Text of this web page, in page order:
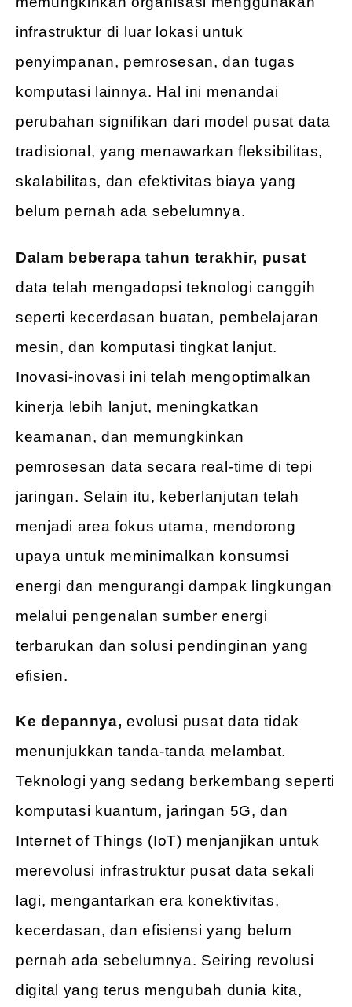
infrastruktur di luar lokasi untuk
penyimpanan, pemrosesan, dan tugas
komputasi lainnya. Hal ini menandai
perubahan signifikan dari model pusat data
tradisional, yang menawarkan fleksibilitas,
skalabilitas, dan efektivitas biaya yang
belum pernah ada sebelumnya.
Dalam beberapa tahun terakhir, pusat
data telah mengadopsi teknologi canggih
seperti kecerdasan buatan, pembelajaran
mesin, dan komputasi tingkat lanjut.
Inovasi-inovasi ini telah mengoptimalkan
kinerja lebih lanjut, meningkatkan
keamanan, dan memungkinkan
pemrosesan data secara real-time di tepi
jaringan. Selain itu, keberlanjutan telah
menjadi area fokus utama, mendorong
upaya untuk meminimalkan konsumsi
energi dan mengurangi dampak lingkungan
melalui pengenalan sumber energi
terbarukan dan solusi pendinginan yang
efisien.
Ke depannya, evolusi pusat data tidak
menunjukkan tanda-tanda melambat.
Teknologi yang sedang berkembang seperti
komputasi kuantum, jaringan 5G, dan
Internet of Things (IoT) menjanjikan untuk
merevolusi infrastruktur pusat data sekali
lagi, mengantarkan era konektivitas,
kecerdasan, dan efisiensi yang belum
pernah ada sebelumnya. Seiring revolusi
digital yang terus mengubah dunia kita,